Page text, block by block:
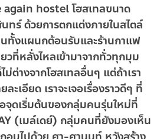
again hostel โฮสเทลขนาด
ทร์ ด้วยการตกแต่งภายในสไตล์
นทั้งแผนกต้อนรับและร้านกาแฟ
ที่หลั่งไหลเข้ามาจากทั่วทุกมุม
ม่ต่างจากโฮสเทลอื่นๆ แต่ถ้าเรา
ะเอียด เราจะเจอเรื่องราวดีๆ ที่
จุดเริ่มต้นของกลุ่มคนรุ่นใหม่ที่
(เมล์เดย์) กลุ่มคนที่ยังมองเห็น